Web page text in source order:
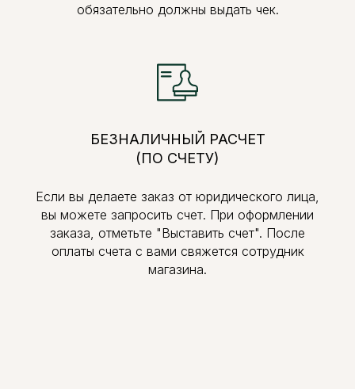
обязательно должны выдать чек.
БЕЗНАЛИЧНЫЙ РАСЧЕТ
(ПО СЧЕТУ)
Если вы делаете заказ от юридического лица,
вы можете запросить счет. При оформлении
заказа, отметьте "Выставить счет". После
оплаты счета с вами свяжется сотрудник
магазина.